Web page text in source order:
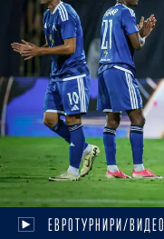
ЕВРОТУРНИРИ/ВИДЕО